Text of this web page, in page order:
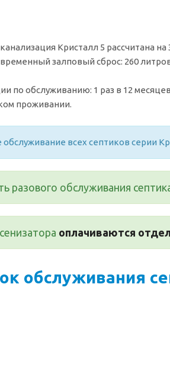
Кристалл 5 рассчитана
залповый сброс: 260
по обслуживанию: 1 раз в 12
проживании.
всех септиков серии
разового обслуживания
оплачиваются
обслуживания